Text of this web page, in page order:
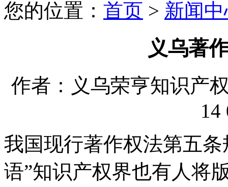
您的位置： 首页 > 新闻
义乌著
作者：义乌荣亨知识产
14
我国现行著作权法第五
语”知识产权界也有人将